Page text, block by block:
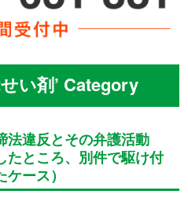
い剤’ Category
法違反とその弁護活動
たところ、別件で駆け付
ース）